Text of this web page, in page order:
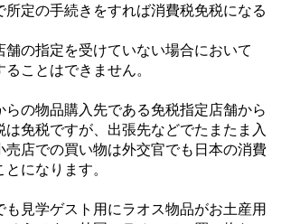
所定の手続きをすれば消費税免税になる
舗の指定を受けていない場合において
ことはできません。
らの物品購入先である免税指定店舗から
は免税ですが、出張先などでたまたま入
売店での買い物は外交官でも日本の消費
になります。
見学ゲスト用にラオス物品がお土産用